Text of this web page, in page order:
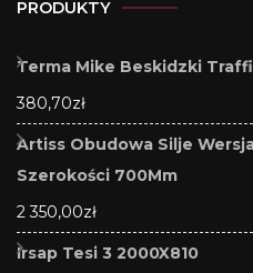
PRODUKTY
Terma Mike Beskidzki
380,70zł
Artiss Obudowa Silje
Szerokości 700Mm
2 350,00zł
Irsap Tesi 3 2000X810